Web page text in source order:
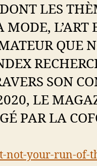
LES
L’ART
QUE
SON
LE
PAR LA
not-your-run-of-